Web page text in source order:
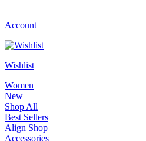
Account
Wishlist
Women
New
Shop All
Best Sellers
Align Shop
Accessories